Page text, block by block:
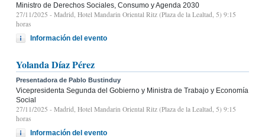
Ministro de Derechos Sociales, Consumo y Agenda 2030
27/11/2025 - Madrid, Hotel Mandarin Oriental Ritz (Plaza de la Lealtad, 5) 9:15
horas
Información del evento
Yolanda Díaz Pérez
Presentadora de Pablo Bustinduy
Vicepresidenta Segunda del Gobierno y Ministra de Trabajo y Economía
Social
27/11/2025 - Madrid, Hotel Mandarin Oriental Ritz (Plaza de la Lealtad, 5) 9:15
horas
Información del evento